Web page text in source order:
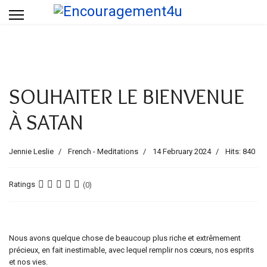
SOUHAITER LE BIENVENUE
À SATAN
Jennie Leslie French - Meditations 14 February 2024 Hits: 840
Ratings (0)
Nous avons quelque chose de beaucoup plus riche et extrêmement
précieux, en fait inestimable, avec lequel remplir nos cœurs, nos esprits
et nos vies.